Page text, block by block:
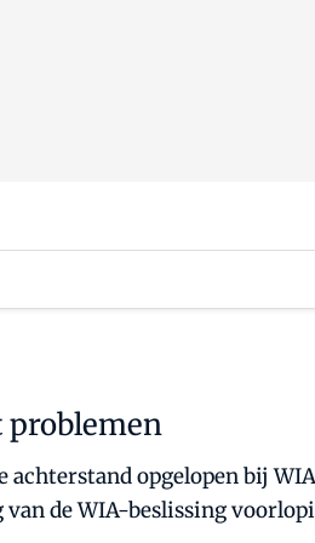
achterstand opgelopen bij
de WIA-beslissing